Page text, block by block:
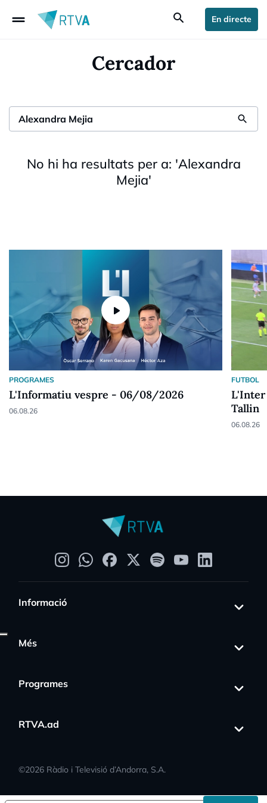
drag_handle search En directe
Cercador
search
No hi ha resultats per a: 'Alexandra
Mejia'
play_arrow
PROGRAMES
L'Informatiu vespre - 06/08/2026
06.08.26
FUTBOL
L'Inter
Tallin
06.08.26
Informació
Més
Programes
RTVA.ad
©2026 Ràdio i Televisió d’Andorra, S.A.